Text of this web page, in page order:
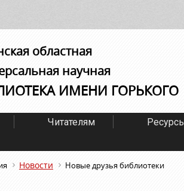
областная
научная
ИМЕНИ ГОРЬКОГО
Читателям
Новости Новые друзья библиотеки